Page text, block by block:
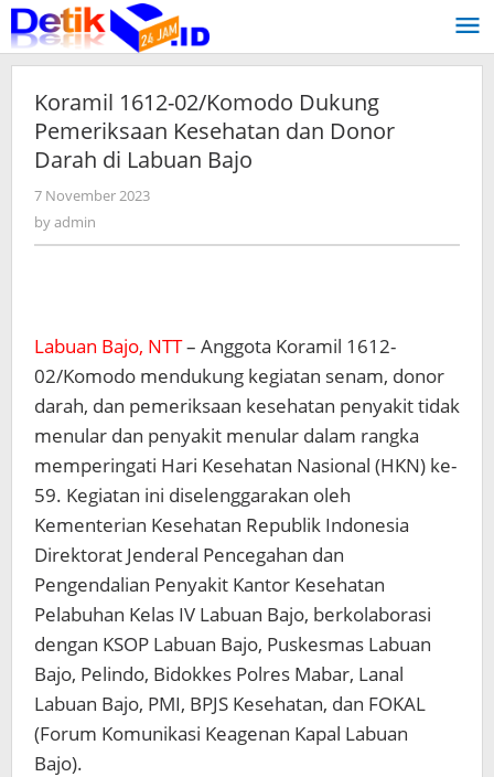
Skip
to
content
Koramil 1612-02/Komodo Dukung
Pemeriksaan Kesehatan dan Donor
Darah di Labuan Bajo
7 November 2023
byadmin
Labuan Bajo, NTT– Anggota Koramil 1612-
02/Komodo mendukung kegiatan senam, donor
darah, dan pemeriksaan kesehatan penyakit tidak
menular dan penyakit menular dalam rangka
memperingati Hari Kesehatan Nasional (HKN) ke-
59. Kegiatan ini diselenggarakan oleh
Kementerian Kesehatan Republik Indonesia
Direktorat Jenderal Pencegahan dan
Pengendalian Penyakit Kantor Kesehatan
Pelabuhan Kelas IV Labuan Bajo, berkolaborasi
dengan KSOP Labuan Bajo, Puskesmas Labuan
Bajo, Pelindo, Bidokkes Polres Mabar, Lanal
Labuan Bajo, PMI, BPJS Kesehatan, dan FOKAL
(Forum Komunikasi Keagenan Kapal Labuan
Bajo).